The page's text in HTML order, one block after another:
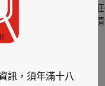
四
訊，須年滿十八